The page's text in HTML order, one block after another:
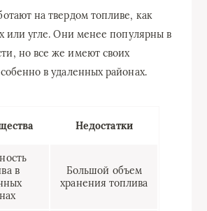
на твердом топливе, как
или угле. Они менее популярны в
но все же имеют своих
в удаленных районах.
Недостатки
в
Большой объем
хранения топлива